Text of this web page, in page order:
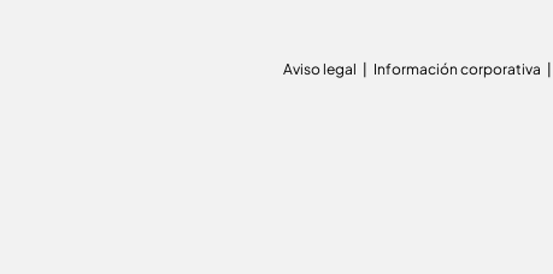
Aviso legal Información corporativa